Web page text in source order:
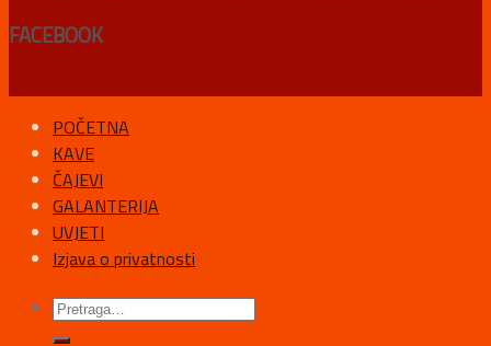
FACEBOOK
POČETNA
KAVE
ČAJEVI
GALANTERIJA
UVJETI
Izjava o privatnosti